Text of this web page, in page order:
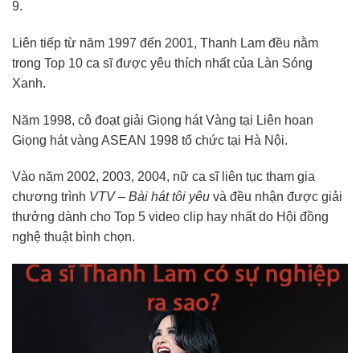
9.
Liên tiếp từ năm 1997 đến 2001, Thanh Lam đều nằm
trong Top 10 ca sĩ được yêu thích nhất của Làn Sóng
Xanh.
Năm 1998, cô đoạt giải Giọng hát Vàng tại Liên hoan
Giọng hát vàng ASEAN 1998 tổ chức tại Hà Nội.
Vào năm 2002, 2003, 2004, nữ ca sĩ liên tục tham gia
chương trình VTV – Bài hát tôi yêu và đều nhận được giải
thưởng dành cho Top 5 video clip hay nhất do Hội đồng
nghệ thuật bình chọn.